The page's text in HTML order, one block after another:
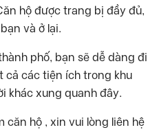
hộ được trang bị đầy đủ,
và ở lại.
phố, bạn sẽ dễ dàng đi
cả các tiện ích trong khu
khác xung quanh đây.
hộ , xin vui lòng liên hệ